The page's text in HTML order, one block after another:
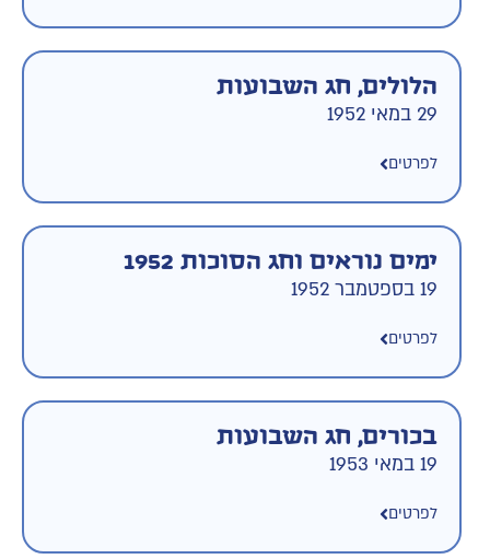
הלולים, חג השבועות
29 במאי 1952
לפרטים
ימים נוראים וחג הסוכות 1952
19 בספטמבר 1952
לפרטים
בכורים, חג השבועות
19 במאי 1953
לפרטים